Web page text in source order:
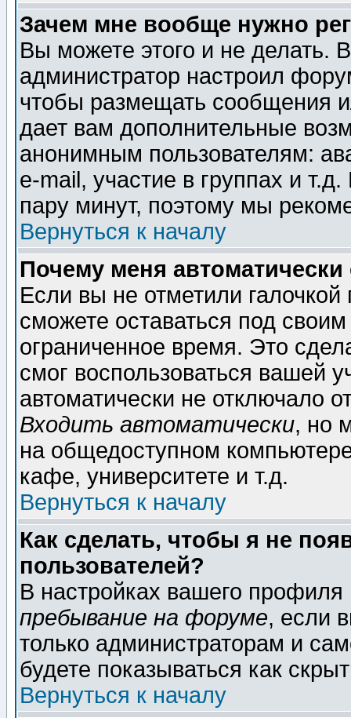
Зачем мне вообще нужно
Вы можете этого и не делать.
администратор настроил
чтобы размещать сообщения
дает вам дополнительные
анонимным пользователям:
e-mail, участие в группах и
пару минут, поэтому мы
Вернуться к началу
Почему меня автоматически
Если вы не отметили галочкой
сможете оставаться под
ограниченное время. Это
смог воспользоваться вашей
автоматически не отключало
Входить автоматически, но
на общедоступном
кафе, университете и т.д.
Вернуться к началу
Как сделать, чтобы я не
пользователей?
В настройках вашего
пребывание на форуме, если
только администраторам и
будете показываться как
Вернуться к началу